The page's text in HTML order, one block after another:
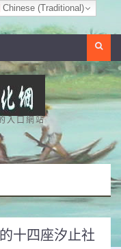
入口網站
十四座汐止社
Chinese (Traditional)